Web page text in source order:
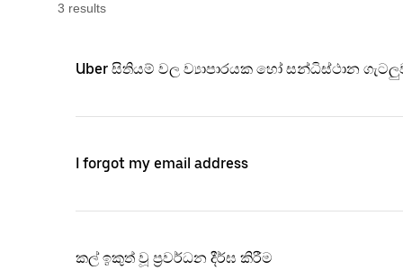
3 results
Uber සිතියම් වල ව්‍යාපාරයක හෝ සන්ධිස්ථාන
I forgot my email address
කල් ඉකුත් වූ ප්‍රවර්ධන දීර්ඝ කිරීම